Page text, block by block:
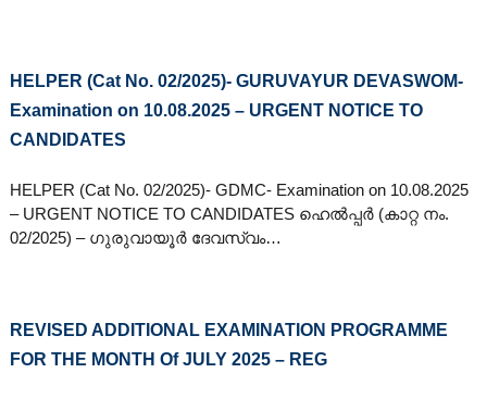
HELPER (Cat No. 02/2025)- GURUVAYUR DEVASWOM-
Examination on 10.08.2025 – URGENT NOTICE TO
CANDIDATES
HELPER (Cat No. 02/2025)- GDMC- Examination on 10.08.2025
– URGENT NOTICE TO CANDIDATES ഹെൽപ്പർ (കാറ്റ നം.
02/2025) – ഗുരുവായൂ‍ർ ദേവസ്വം…
REVISED ADDITIONAL EXAMINATION PROGRAMME
FOR THE MONTH Of JULY 2025 – REG